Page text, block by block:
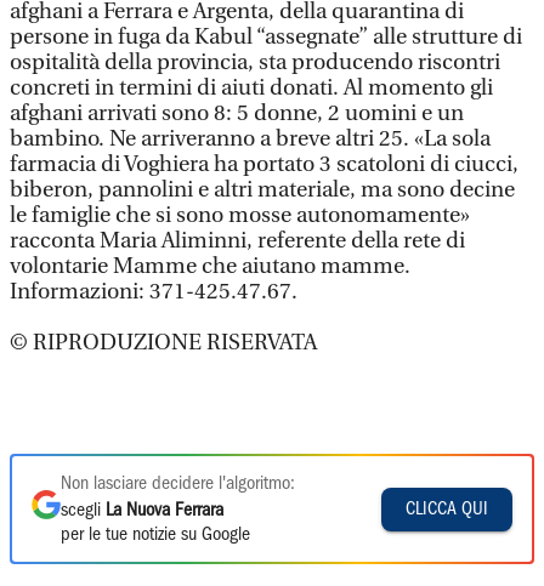
afghani a Ferrara e Argenta, della quarantina di
persone in fuga da Kabul “assegnate” alle strutture di
ospitalità della provincia, sta producendo riscontri
concreti in termini di aiuti donati. Al momento gli
afghani arrivati sono 8: 5 donne, 2 uomini e un
bambino. Ne arriveranno a breve altri 25. «La sola
farmacia di Voghiera ha portato 3 scatoloni di ciucci,
biberon, pannolini e altri materiale, ma sono decine
le famiglie che si sono mosse autonomamente»
racconta Maria Aliminni, referente della rete di
volontarie Mamme che aiutano mamme.
Informazioni: 371-425.47.67.
© RIPRODUZIONE RISERVATA
Non lasciare decidere l'algoritmo:
scegli La Nuova Ferrara
per le tue notizie su Google
CLICCA QUI